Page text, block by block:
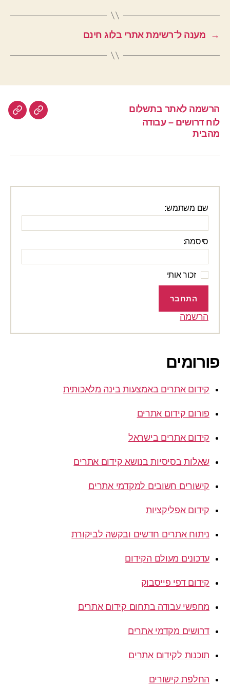
→ מענה ל־רשימת אתרי בלוג חינם
הרשמה לאתר בתשלום
לוח דרושים – עבודה
מהבית
הרשמה
לוח
שם משתמש:
סיסמה:
זכור אותי
התחבר
הרשמה
פורומים
קידום אתרים באמצעות בינה מלאכותית
פורום קידום אתרים
קידום אתרים בישראל
שאלות בסיסיות בנושא קידום אתרים
קישורים חשובים למקדמי אתרים
קידום אפליקציות
ניתוח אתרים חדשים ובקשה לביקורת
עדכונים מעולם הקידום
קידום דפי פייסבוק
מחפשי עבודה בתחום קידום אתרים
דרושים מקדמי אתרים
תוכנות לקידום אתרים
החלפת קישורים